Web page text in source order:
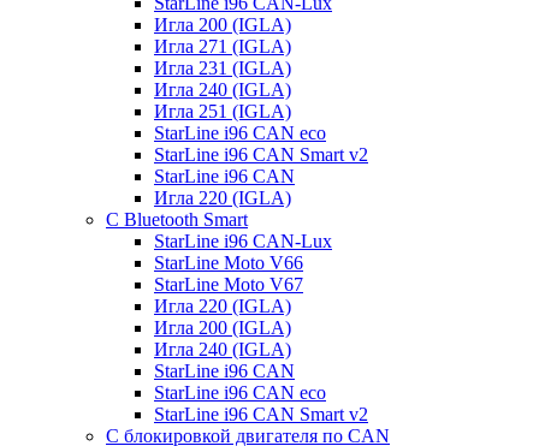
Игла 200 (IGLA)
Игла 271 (IGLA)
Игла 231 (IGLA)
Игла 240 (IGLA)
Игла 251 (IGLA)
StarLine i96 CAN eco
StarLine i96 CAN Smart v2
StarLine i96 CAN
Игла 220 (IGLA)
С Bluetooth Smart
StarLine i96 CAN-Lux
StarLine Moto V66
StarLine Moto V67
Игла 220 (IGLA)
Игла 200 (IGLA)
Игла 240 (IGLA)
StarLine i96 CAN
StarLine i96 CAN eco
StarLine i96 CAN Smart v2
С блокировкой двигателя по CAN